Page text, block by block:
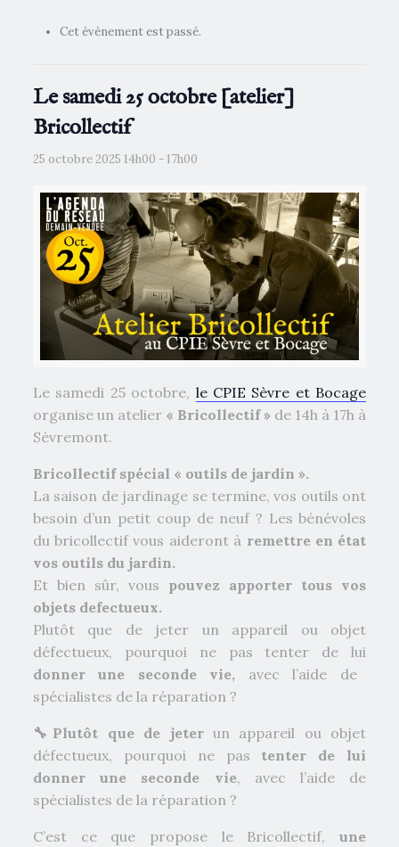
Cet évènement est passé.
Le samedi 25 octobre [atelier]
Bricollectif
25 octobre 2025 14h00 -17h00
Le samedi 25 octobre, le CPIE Sèvre et Bocage
organise un atelier « Bricollectif » de 14h à 17h à
Sèvremont.
Bricollectif spécial « outils de jardin ».
La saison de jardinage se termine, vos outils ont
besoin d’un petit coup de neuf ? Les bénévoles
du bricollectif vous aideront à remettre en état
vos outils du jardin.
Et bien sûr, vous pouvez apporter tous vos
objets defectueux.
Plutôt que de jeter un appareil ou objet
défectueux, pourquoi ne pas tenter de lui
donner une seconde vie, avec l’aide de
spécialistes de la réparation ?
🔧 Plutôt que de jeter un appareil ou objet
défectueux, pourquoi ne pas tenter de lui
donner une seconde vie, avec l’aide de
spécialistes de la réparation ?
C’est ce que propose le Bricollectif,une